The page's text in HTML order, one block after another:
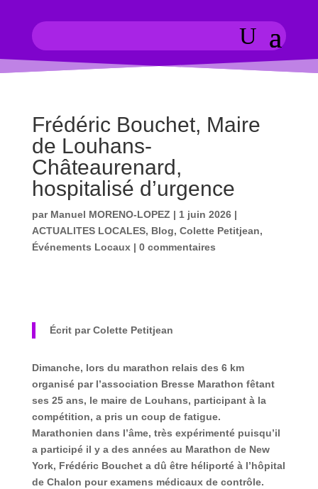
Frédéric Bouchet, Maire
de Louhans-
Châteaurenard,
hospitalisé d’urgence
par Manuel MORENO-LOPEZ| 1 juin 2026|
ACTUALITES LOCALES, Blog, Colette Petitjean,
Événements Locaux| 0 commentaires
Écrit par Colette Petitjean
Dimanche, lors du marathon relais des 6 km
organisé par l’association Bresse Marathon fêtant
ses 25 ans, le maire de Louhans, participant à la
compétition, a pris un coup de fatigue.
Marathonien dans l’âme, très expérimenté puisqu’il
a participé il y a des années au Marathon de New
York, Frédéric Boucheta dû être héliporté à l’hôpital
de Chalon pour examens médicaux de contrôle.